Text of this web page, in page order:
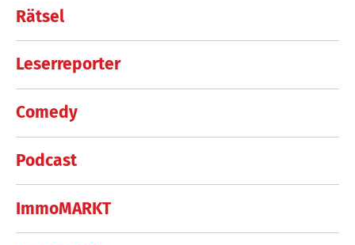
Rätsel
Leserreporter
Comedy
Podcast
ImmoMARKT